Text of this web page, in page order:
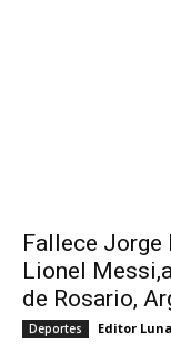
Fallece
Lionel
de Rosario,
Deportes Editor